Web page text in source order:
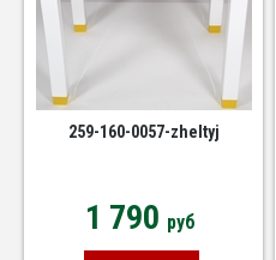
259-160-0057-zheltyj
1 790 руб